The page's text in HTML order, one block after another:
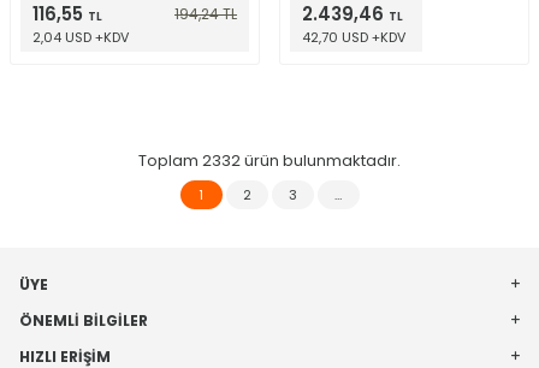
116,55 TL 194,24TL
2,04 USD +KDV
2.439,46 TL
42,70 USD +KDV
Toplam 2332ürün bulunmaktadır.
1 2 3 …
ÜYE
ÖNEMLI BILGILER
HIZLI ERIŞIM